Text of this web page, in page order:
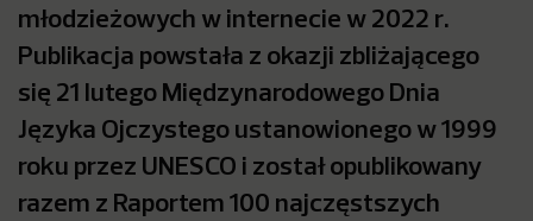
młodzieżowych w internecie w 2022 r.
Publikacja powstała z okazji zbliżającego
się 21 lutego Międzynarodowego Dnia
Języka Ojczystego ustanowionego w 1999
roku przez UNESCO i został opublikowany
razem z Raportem 100 najczęstszych